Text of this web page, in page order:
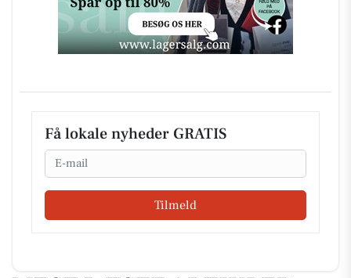
Få lokale nyheder GRATIS
Email
Tilmeld